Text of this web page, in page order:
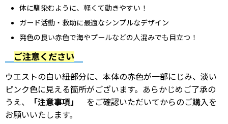
体に馴染むように、軽くて動きやすい！
ガード活動・救助に最適なシンプルなデザイン
発色の良い赤色で海やプールなどの人混みでも目立つ！
ご注意ください
ウエストの白い紐部分に、本体の赤色が一部にじみ、淡い
ピンク色に見える箇所がございます。あらかじめご了承の
うえ、
「注意事項」
をご確認いただいてからのご購入を
お願いいたします。